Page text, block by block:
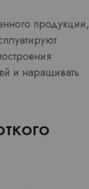
продукции,
и наращивать